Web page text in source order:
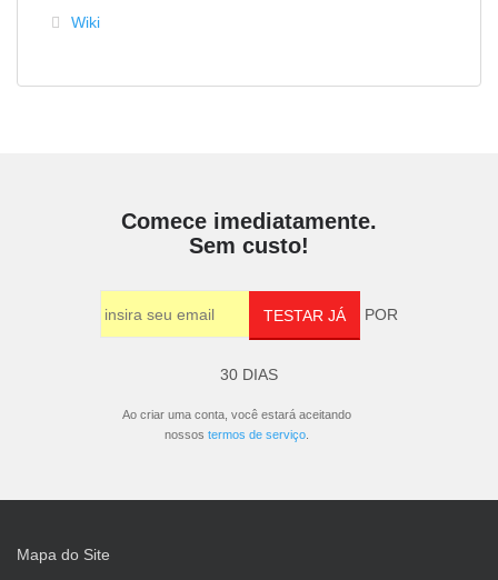
Wiki
Comece imediatamente.
Sem custo!
TESTAR JÁ POR
30 DIAS
Ao criar uma conta, você estará aceitando
nossos termos de serviço.
Mapa do Site